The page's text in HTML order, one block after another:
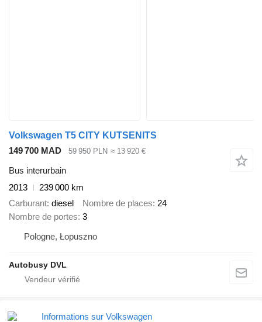
Volkswagen T5 CITY KUTSENITS
149 700 MAD
59 950 PLN ≈ 13 920 €
Bus interurbain
2013
239 000 km
Carburant diesel Nombre de places 24
Nombre de portes 3
Pologne, Łopuszno
Autobusy DVL
Informations sur Volkswagen